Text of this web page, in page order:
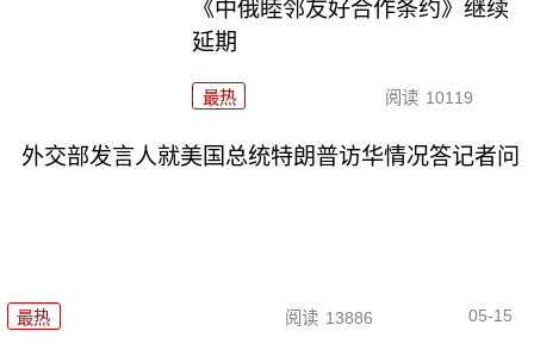
《中俄睦邻友好合作条约》继续
延期
最热 阅读 10119
外交部发言人就美国总统特朗普访华情况答记者问
最热 阅读 13886 05-15